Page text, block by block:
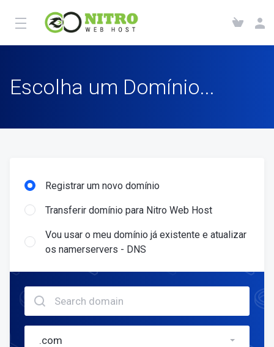
Escolha um Domínio...
Registrar um novo domínio
Transferir domínio para Nitro Web Host
Vou usar o meu domínio já existente e atualizar
os namerservers - DNS
.com